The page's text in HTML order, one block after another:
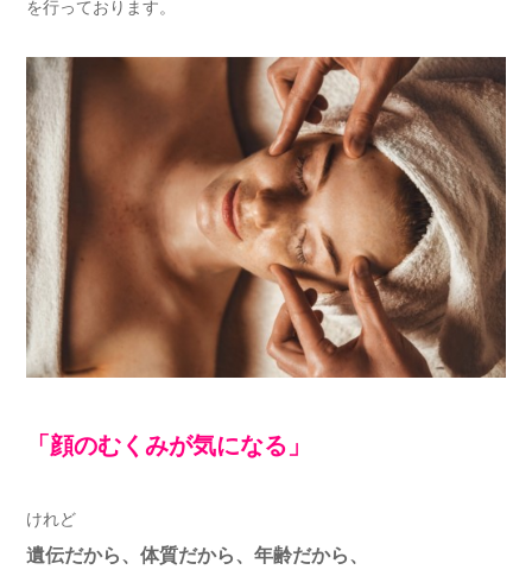
を行っております。
「顔のむくみが気になる」
けれど
遺伝だから、体質だから、年齢だから、